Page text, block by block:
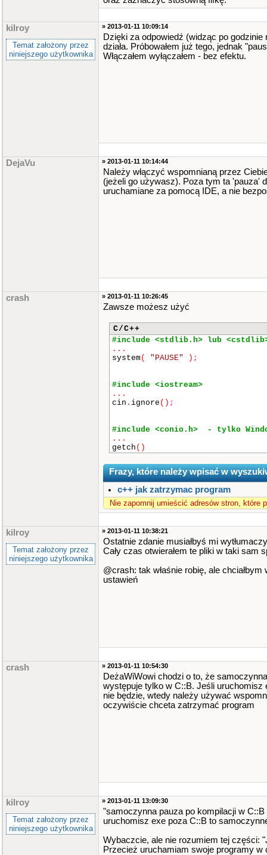
kilroy
Temat założony przez
niniejszego użytkownika
» 2013-01-11 10:09:14
Dzięki za odpowiedź (widząc po
działa. Próbowałem już tego, jednak
Włączałem wyłączałem - bez efektu.
DejaVu » 2013-01-11 10:14:44
Należy włączyć wspomnianą przez
(jeżeli go używasz). Poza tym ta 'pauza'
uruchamiane za pomocą IDE, a nie
crash » 2013-01-11 10:26:45
Zawsze możesz użyć
C/C++
#include <stdlib.h> lub
...
system( "PAUSE" ) ;
#include <iostream>
...
cin . ignore () ;
#include <conio.h> - tylko
...
getch ()
Frazy, które należy wpisać w
c++ jak zatrzymac program
Nie zapomnij umieścić adresów stron, które
kilroy
Temat założony przez
niniejszego użytkownika
» 2013-01-11 10:38:21
Ostatnie zdanie musiałbyś mi
Cały czas otwierałem te pliki w taki sam
@crash: tak właśnie robię, ale
ustawień
crash » 2013-01-11 10:54:30
DeżaWiWowi chodzi o to, że
występuje tylko w C::B. Jeśli
nie będzie, wtedy należy używać
oczywiście chceta zatrzymać program
kilroy
Temat założony przez
niniejszego użytkownika
» 2013-01-11 13:09:30
"samoczynna pauza po kompilacji w
uruchomisz exe poza C::B to
Wybaczcie, ale nie rozumiem tej części:
Przecież uruchamiam swoje programy w